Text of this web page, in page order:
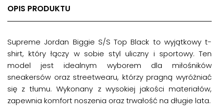
OPIS PRODUKTU
Supreme Jordan Biggie S/S Top Black to wyjątkowy t-
shirt, który łączy w sobie styl uliczny i sportowy. Ten
model jest idealnym wyborem dla miłośników
sneakersów oraz streetwearu, którzy pragną wyróżniać
się z tłumu. Wykonany z wysokiej jakości materiałów,
zapewnia komfort noszenia oraz trwałość na długie lata.